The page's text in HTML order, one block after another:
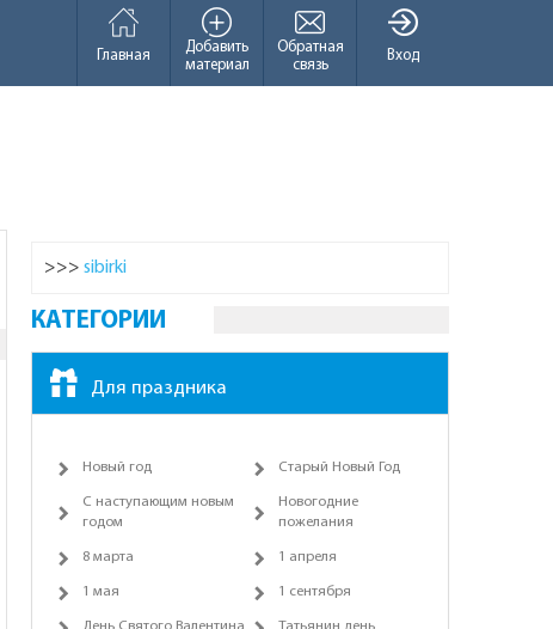
Вход
Обратная
связь
Добавить
материал
Главная
>>> sibirki
КАТЕГОРИИ
Для праздника
Новый год Старый Новый Год
С наступающим новым
годом
Новогодние
пожелания
8 марта 1 апреля
1 мая 1 сентября